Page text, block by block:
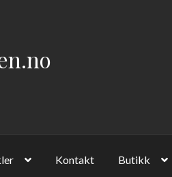
Kontakt Butikk